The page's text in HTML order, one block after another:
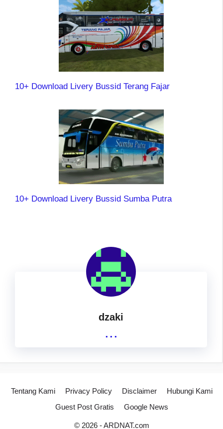
10+ Download Livery Bussid Terang Fajar
10+ Download Livery Bussid Sumba Putra
dzaki
...
Tentang Kami Privacy Policy Disclaimer
Hubungi Kami
Guest Post Gratis
Google News
© 2026 -ARDNAT.com